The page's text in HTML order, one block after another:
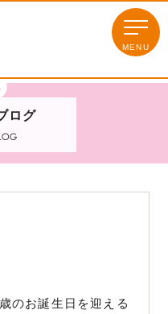
ログ
のお誕生日を迎える